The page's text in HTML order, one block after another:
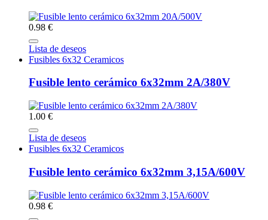
0.98 €
Lista de deseos
Fusibles 6x32 Ceramicos
Fusible lento cerámico 6x32mm 2A/380V
1.00 €
Lista de deseos
Fusibles 6x32 Ceramicos
Fusible lento cerámico 6x32mm 3,15A/600V
0.98 €